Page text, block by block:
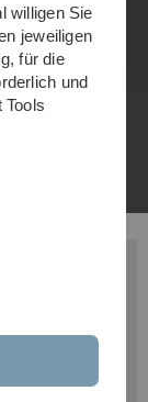
willigen Sie
jeweiligen
für die
und
Tools